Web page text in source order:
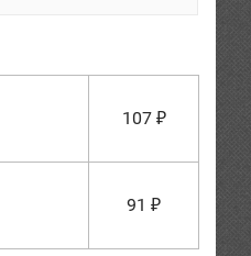
107 ₽
91 ₽